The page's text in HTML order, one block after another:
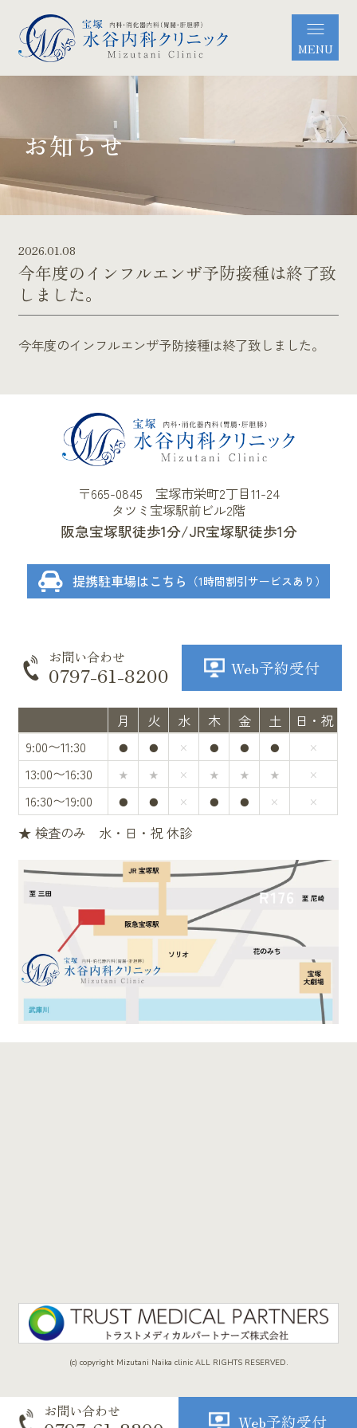
MENU
お知らせ
2026.01.08
今年度のインフルエンザ予防接種は終了致
しました。
今年度のインフルエンザ予防接種は終了致しました。
〒665-0845 宝塚市栄町2丁目11-24
タツミ宝塚駅前ビル2階
阪急宝塚駅徒歩1分 JR宝塚駅徒歩1分
提携駐車場はこちら （1時間割引サービスあり）
お問い合わせ
0797-61-8200 Web予約受付
月 火 水 木 金 土
日・祝
9:00〜11:30
● ● × ● ● ● ×
13:00〜16:30 ★ ★ × ★ ★ ★ ×
16:30〜19:00 ● ● × ● ● × ×
★ 検査のみ 水・日・祝 休診
(c) copyright Mizutani Naika clinic ALL RIGHTS RESERVED.
お問い合わせ Web予約受付